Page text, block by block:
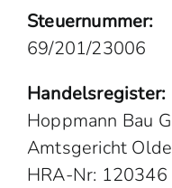
Steuernummer:
69/201/23006
Handelsregister:
Hoppmann Bau
Amtsgericht
HRA-Nr: 120346